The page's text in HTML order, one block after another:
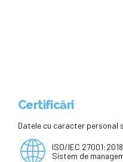
Certificări
Datele cu caracter personal
ISO/IEC 27001:2018
Sistem de